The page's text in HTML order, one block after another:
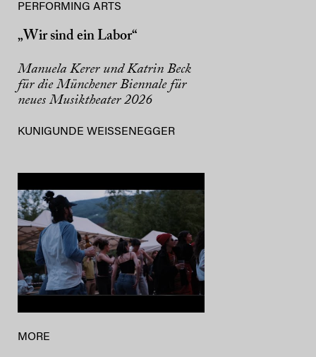
PERFORMING ARTS
„Wir sind ein Labor“
Manuela Kerer und Katrin Beck
für die Münchener Biennale für
neues Musiktheater 2026
KUNIGUNDE WEISSENEGGER
MORE